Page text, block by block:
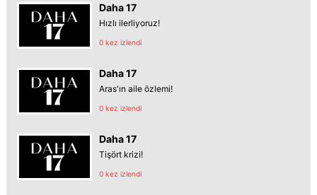
Daha 17
Hızlı ilerliyoruz!
0 kez izlendi
Daha 17
Aras'ın aile özlemi!
0 kez izlendi
Daha 17
Tişört krizi!
0 kez izlendi